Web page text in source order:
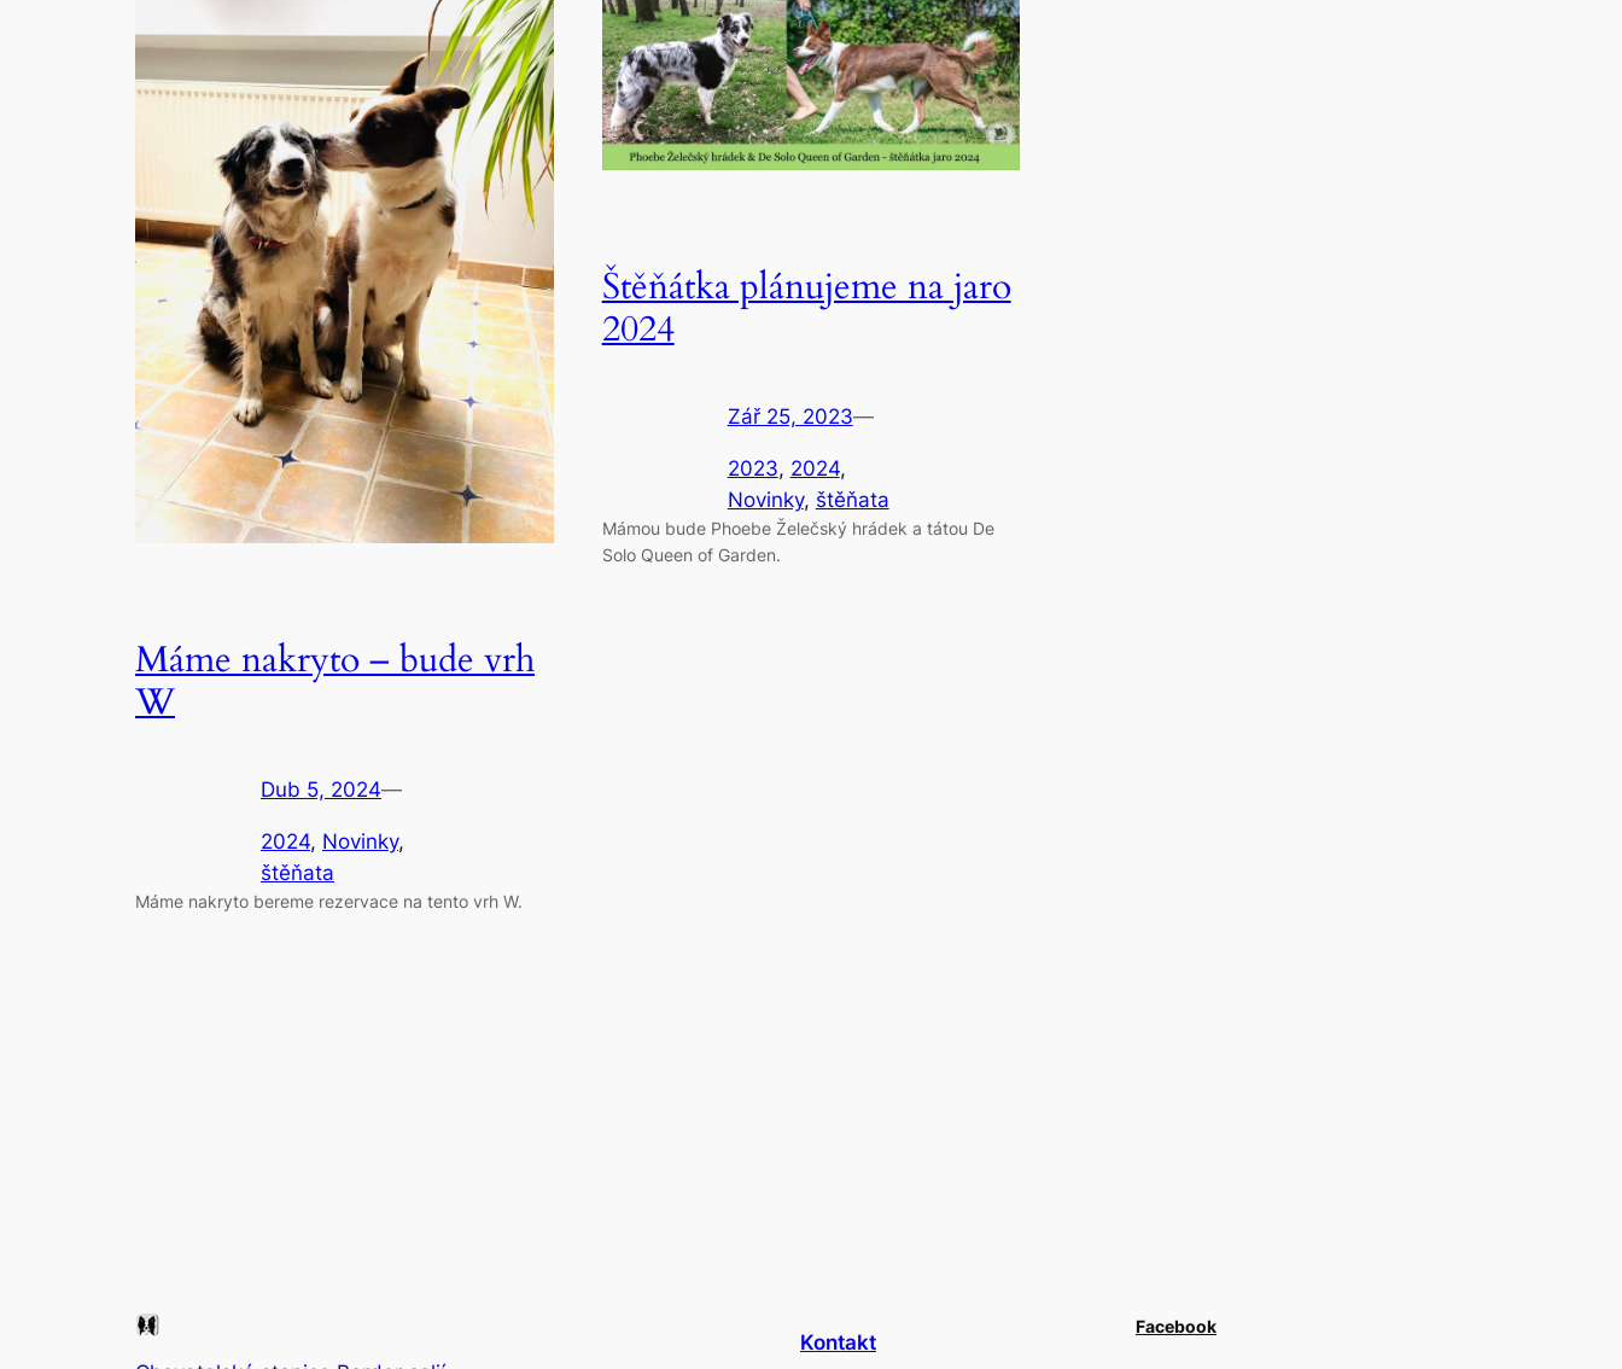
Máme nakryto – bude vrh
W
Dub 5, 2024—
2024, Novinky
štěňata
Máme nakryto bereme rezervace na tento vrh W.
Štěňátka plánujeme na jaro
2024
Zář 25, 2023—
2023, 2024
Novinky, štěňata
Mámou bude Phoebe Želečský hrádek a tátou De
Solo Queen of Garden.
Kontakt
Facebook